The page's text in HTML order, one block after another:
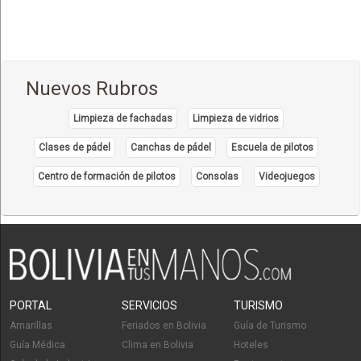
Fondue
Hamburguesas
Heladerías, Helados
Mariscos(6)
Pescados y Mariscos
Restaurantes - Peñas - Discotecas
Nuevos Rubros
Limpieza de fachadas Limpieza de vidrios
Clases de pádel Canchas de pádel Escuela de pilotos
Centro de formación de pilotos Consolas Videojuegos
PORTAL
Amarillas
Guía Médica
SERVICIOS
Feriados en Bolivia
Clima en Bolivia
TURISMO
Guía de Turismo
Hoteles